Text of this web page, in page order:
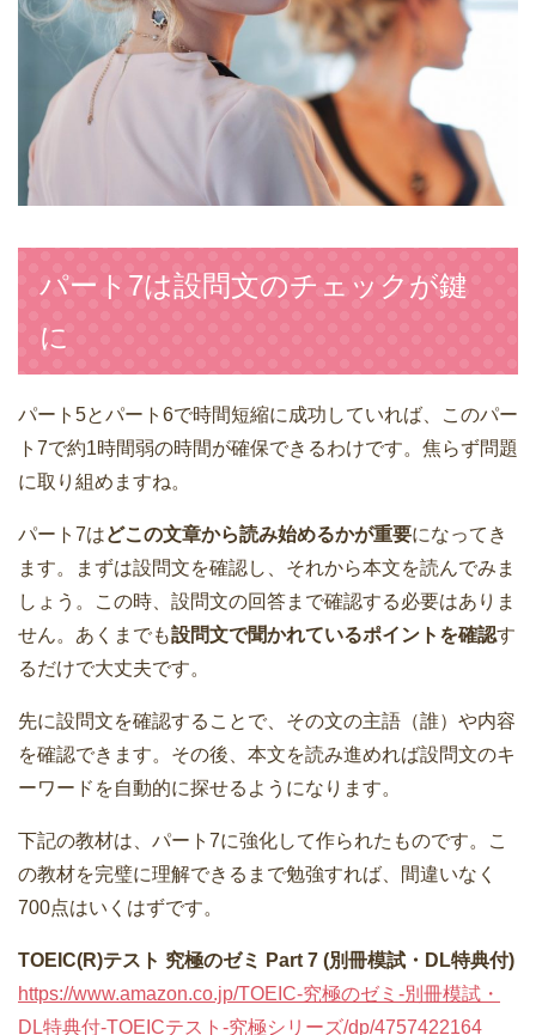
パート7は設問文のチェックが鍵
に
パート5とパート6で時間短縮に成功していれば、このパー
ト7で約1時間弱の時間が確保できるわけです。焦らず問題
に取り組めますね。
パート7はどこの文章から読み始めるかが重要になってき
ます。まずは設問文を確認し、それから本文を読んでみま
しょう。この時、設問文の回答まで確認する必要はありま
せん。あくまでも設問文で聞かれているポイントを確認す
るだけで大丈夫です。
先に設問文を確認することで、その文の主語（誰）や内容
を確認できます。その後、本文を読み進めれば設問文のキ
ーワードを自動的に探せるようになります。
下記の教材は、パート7に強化して作られたものです。こ
の教材を完璧に理解できるまで勉強すれば、間違いなく
700点はいくはずです。
TOEIC(R)テスト 究極のゼミ Part 7 (別冊模試・DL特典付)
https://www.amazon.co.jp/TOEIC-究極のゼミ-別冊模試・
DL特典付-TOEICテスト-究極シリーズ/dp/4757422164